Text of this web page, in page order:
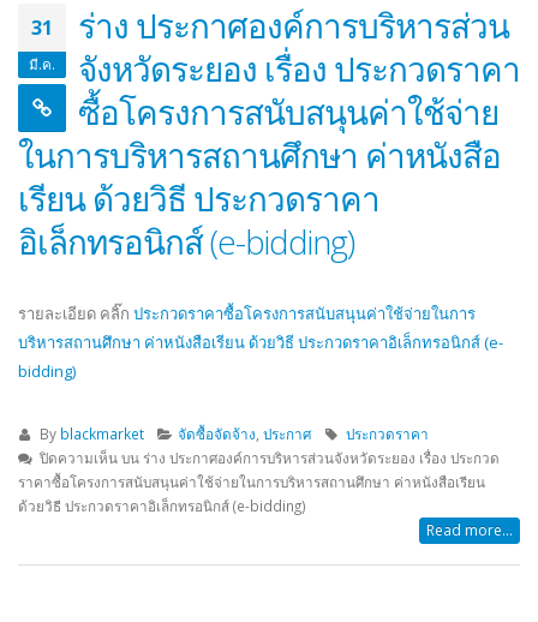
31
มี.ค.
ร่าง ประกาศองค์การบริหารส่วน
จังหวัดระยอง เรื่อง ประกวดราคา
ซื้อโครงการสนับสนุนค่าใช้จ่าย
ในการบริหารสถานศึกษา ค่าหนังสือ
เรียน ด้วยวิธี ประกวดราคา
อิเล็กทรอนิกส์ (e-bidding)
รายละเอียด คลิ๊ก ประกวดราคาซื้อโครงการสนับสนุนค่าใช้จ่ายในการ
บริหารสถานศึกษา ค่าหนังสือเรียน ด้วยวิธี ประกวดราคาอิเล็กทรอนิกส์ (e-
bidding)
By blackmarket จัดซื้อจัดจ้าง ,ประกาศ
ประกวดราคา
ปิดความเห็นบน ร่าง ประกาศองค์การบริหารส่วนจังหวัดระยอง เรื่อง ประกวด
ราคาซื้อโครงการสนับสนุนค่าใช้จ่ายในการบริหารสถานศึกษา ค่าหนังสือเรียน
ด้วยวิธี ประกวดราคาอิเล็กทรอนิกส์ (e-bidding)
Read more...